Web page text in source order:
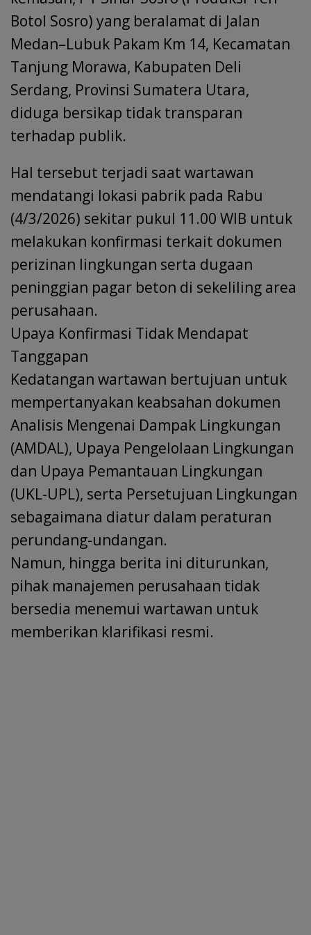
k p
Botol Sosro) yang beralamat di Jalan
Medan–Lubuk Pakam Km 14, Kecamatan
Tanjung Morawa, Kabupaten Deli
Serdang, Provinsi Sumatera Utara,
diduga bersikap tidak transparan
terhadap publik.
Hal tersebut terjadi saat wartawan
mendatangi lokasi pabrik pada Rabu
(4/3/2026) sekitar pukul 11.00 WIB untuk
melakukan konfirmasi terkait dokumen
perizinan lingkungan serta dugaan
peninggian pagar beton di sekeliling area
perusahaan.
Upaya Konfirmasi Tidak Mendapat
Tanggapan
Kedatangan wartawan bertujuan untuk
mempertanyakan keabsahan dokumen
Analisis Mengenai Dampak Lingkungan
(AMDAL), Upaya Pengelolaan Lingkungan
dan Upaya Pemantauan Lingkungan
(UKL-UPL), serta Persetujuan Lingkungan
sebagaimana diatur dalam peraturan
perundang-undangan.
Namun, hingga berita ini diturunkan,
pihak manajemen perusahaan tidak
bersedia menemui wartawan untuk
memberikan klarifikasi resmi.